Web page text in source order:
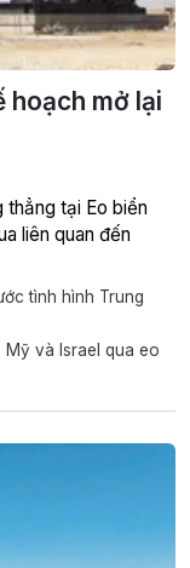
hoạch mở lại
tại Eo biển
liên quan đến
tình hình Trung
Mỹ và Israel qua eo